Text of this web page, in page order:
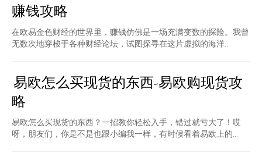
赚钱攻略
在欧易金色财经的世界里，赚钱仿佛是一场充满变数的探险。我曾
无数次地穿梭于各种财经论坛，试图探寻在这片虚拟的海洋...
易欧怎么买现货的东西-易欧购现货攻
略
易欧怎么买现货的东西？一招教你轻松入手，错过就亏大了！哎
呀，朋友们，你是不是也跟小编我一样，有时候看着易欧上的...